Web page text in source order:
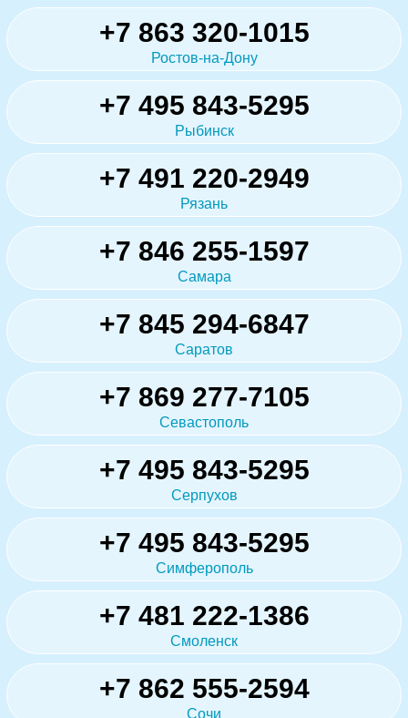
+7 863 320-1015
Ростов-на-Дону
+7 495 843-5295
Рыбинск
+7 491 220-2949
Рязань
+7 846 255-1597
Самара
+7 845 294-6847
Саратов
+7 869 277-7105
Севастополь
+7 495 843-5295
Серпухов
+7 495 843-5295
Симферополь
+7 481 222-1386
Смоленск
+7 862 555-2594
Сочи